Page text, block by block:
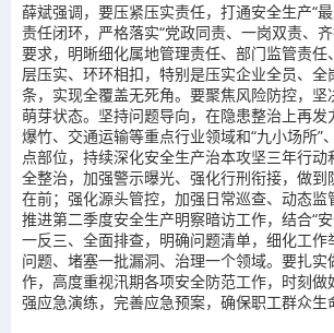
薛斌强调，要压紧压实责任，打通安全生产“
责任闭环，严格落实“党政同责、一岗双责、
要求，明晰细化属地管理责任、部门监管责任
层压实、环环相扣，特别是压实企业全员、全
条，实现全覆盖无死角。要聚焦风险防控，坚
萌芽状态。坚持问题导向，在隐患整治上再发
爆竹、交通运输等重点行业领域和“九小场所”
点部位，持续深化安全生产治本攻坚三年行动
全整治，加强警示曝光、强化行刑衔接，做到
在前；强化源头管控，加强日常巡查、动态监
推进第二季度安全生产明察暗访工作，结合“
一反三、全面排查，明确问题清单，细化工作
问题、堵塞一批漏洞、治理一个领域。要扎实
作，高度重视汛期各项安全防范工作，时刻做
强应急演练，完善应急预案，确保职工群众生